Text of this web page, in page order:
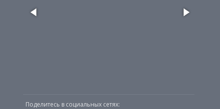
Поделитесь в социальных сетях: